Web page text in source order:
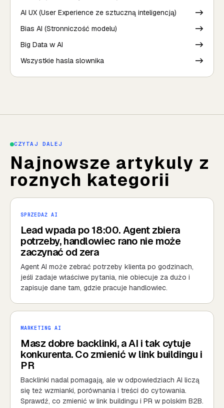
AI UX (User Experience ze sztuczną inteligencją)
->
Bias AI (Stronniczość modelu)
->
Big Data w AI
->
Wszystkie hasla slownika
->
CZYTAJ DALEJ
Najnowsze artykuly z
roznych kategorii
SPRZEDAŻ AI
Lead wpada po 18:00. Agent zbiera
potrzeby, handlowiec rano nie może
zaczynać od zera
Agent AI może zebrać potrzeby klienta po godzinach,
jeśli zadaje właściwe pytania, nie obiecuje za dużo i
zapisuje dane tam, gdzie pracuje handlowiec.
MARKETING AI
Masz dobre backlinki, a AI i tak cytuje
konkurenta. Co zmienić w link buildingu i
PR
Backlinki nadal pomagają, ale w odpowiedziach AI liczą
się też wzmianki, porównania i treści do cytowania.
Sprawdź, co zmienić w link buildingu i PR w polskim B2B.